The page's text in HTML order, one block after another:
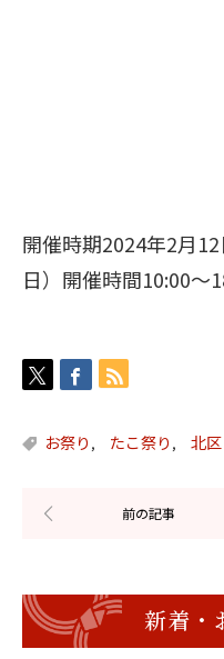
開催時期2024年2月
日）開催時間10:00〜
お祭り , たこ祭り , 北区
新着・